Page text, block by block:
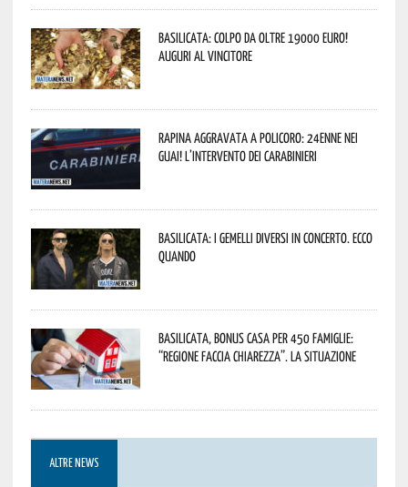
Basilicata: colpo da oltre 19000 Euro!
Auguri al vincitore
Rapina aggravata a Policoro: 24enne nei
guai! L’intervento dei Carabinieri
Basilicata: i Gemelli DiVersi in concerto. Ecco
quando
Basilicata, Bonus casa per 450 famiglie:
“Regione faccia chiarezza”. La situazione
ALTRE NEWS